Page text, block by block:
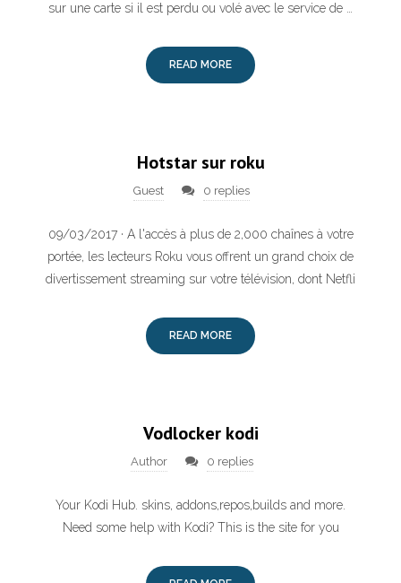
sur une carte si il est perdu ou volé avec le service de …
READ MORE
Hotstar sur roku
Guest 0 replies
09/03/2017 · A l'accès à plus de 2,000 chaînes à votre
portée, les lecteurs Roku vous offrent un grand choix de
divertissement streaming sur votre télévision, dont Netfli
READ MORE
Vodlocker kodi
Author 0 replies
Your Kodi Hub. skins, addons,repos,builds and more.
Need some help with Kodi? This is the site for you